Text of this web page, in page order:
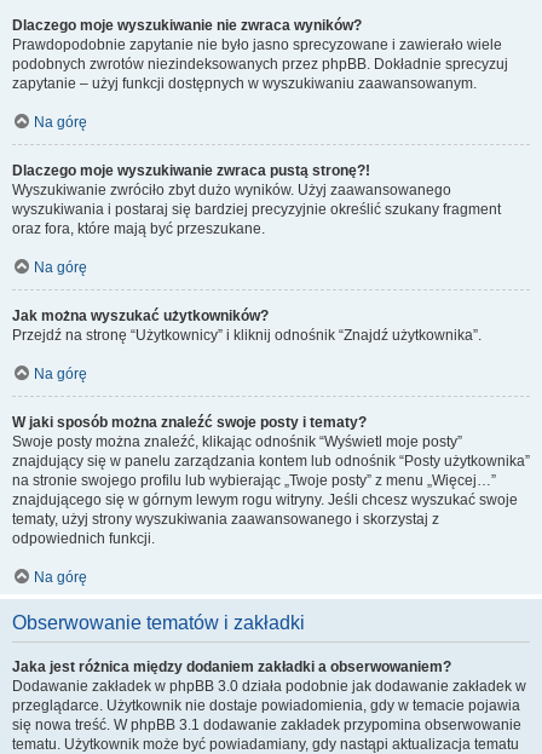
Dlaczego moje wyszukiwanie nie zwraca wyników?
Prawdopodobnie zapytanie nie było jasno sprecyzowane i zawierało wiele
podobnych zwrotów niezindeksowanych przez phpBB. Dokładnie sprecyzuj
zapytanie – użyj funkcji dostępnych w wyszukiwaniu zaawansowanym.
Na górę
Dlaczego moje wyszukiwanie zwraca pustą stronę?!
Wyszukiwanie zwróciło zbyt dużo wyników. Użyj zaawansowanego
wyszukiwania i postaraj się bardziej precyzyjnie określić szukany fragment
oraz fora, które mają być przeszukane.
Na górę
Jak można wyszukać użytkowników?
Przejdź na stronę “Użytkownicy” i kliknij odnośnik “Znajdź użytkownika”.
Na górę
W jaki sposób można znaleźć swoje posty i tematy?
Swoje posty można znaleźć, klikając odnośnik “Wyświetl moje posty”
znajdujący się w panelu zarządzania kontem lub odnośnik “Posty użytkownika”
na stronie swojego profilu lub wybierając „Twoje posty” z menu „Więcej…”
znajdującego się w górnym lewym rogu witryny. Jeśli chcesz wyszukać swoje
tematy, użyj strony wyszukiwania zaawansowanego i skorzystaj z
odpowiednich funkcji.
Na górę
Obserwowanie tematów i zakładki
Jaka jest różnica między dodaniem zakładki a obserwowaniem?
Dodawanie zakładek w phpBB 3.0 działa podobnie jak dodawanie zakładek w
przeglądarce. Użytkownik nie dostaje powiadomienia, gdy w temacie pojawia
się nowa treść. W phpBB 3.1 dodawanie zakładek przypomina obserwowanie
tematu. Użytkownik może być powiadamiany, gdy nastąpi aktualizacja tematu